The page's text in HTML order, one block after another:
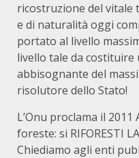
ricostruzione del
e di naturalità oggi
portato al livello
livello tale da costituire
abbisognante del
risolutore dello Stato!
L’Onu proclama il
foreste: si RIFORESTI
Chiediamo agli enti